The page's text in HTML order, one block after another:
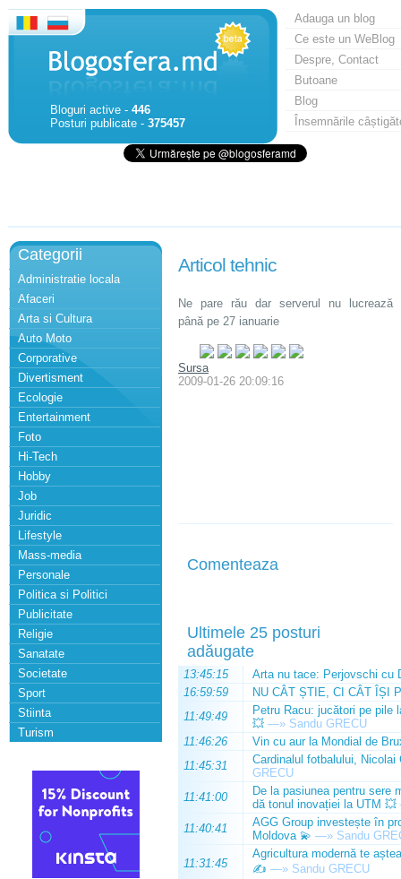
Bloguri active - 446
Posturi publicate - 375457
Adauga un blog
Ce este un WeBlog
Despre, Contact
Butoane
Blog
Însemnările
Categorii
Administratie locala
Afaceri
Arta si Cultura
Auto Moto
Corporative
Divertisment
Ecologie
Entertainment
Foto
Hi-Tech
Hobby
Job
Juridic
Lifestyle
Mass-media
Personale
Politica si Politici
Publicitate
Religie
Sanatate
Societate
Sport
Stiinta
Turism
Articol tehnic
Ne pare rău dar serverul nu lucrează
până pe 27 ianuarie
Sursa
2009-01-26 20:09:16
Comenteaza
Ultimele 25 posturi
adăugate
13:45:15
Arta nu tace: Perjovschi cu
16:59:59
NU CÂT ȘTIE, CI CÂT ÎȘI
11:49:49
Petru Racu: jucători pe pile
💥 —» Sandu GRECU
11:46:26
Vin cu aur la Mondial de
11:45:31
Cardinalul fotbalului,
GRECU
11:41:00
De la pasiunea pentru sere
dă tonul inovației la UTM 💥
11:40:41
AGG Group investește în
Moldova 💫 —» Sandu
11:31:45
Agricultura modernă te
✍️ —» Sandu GRECU